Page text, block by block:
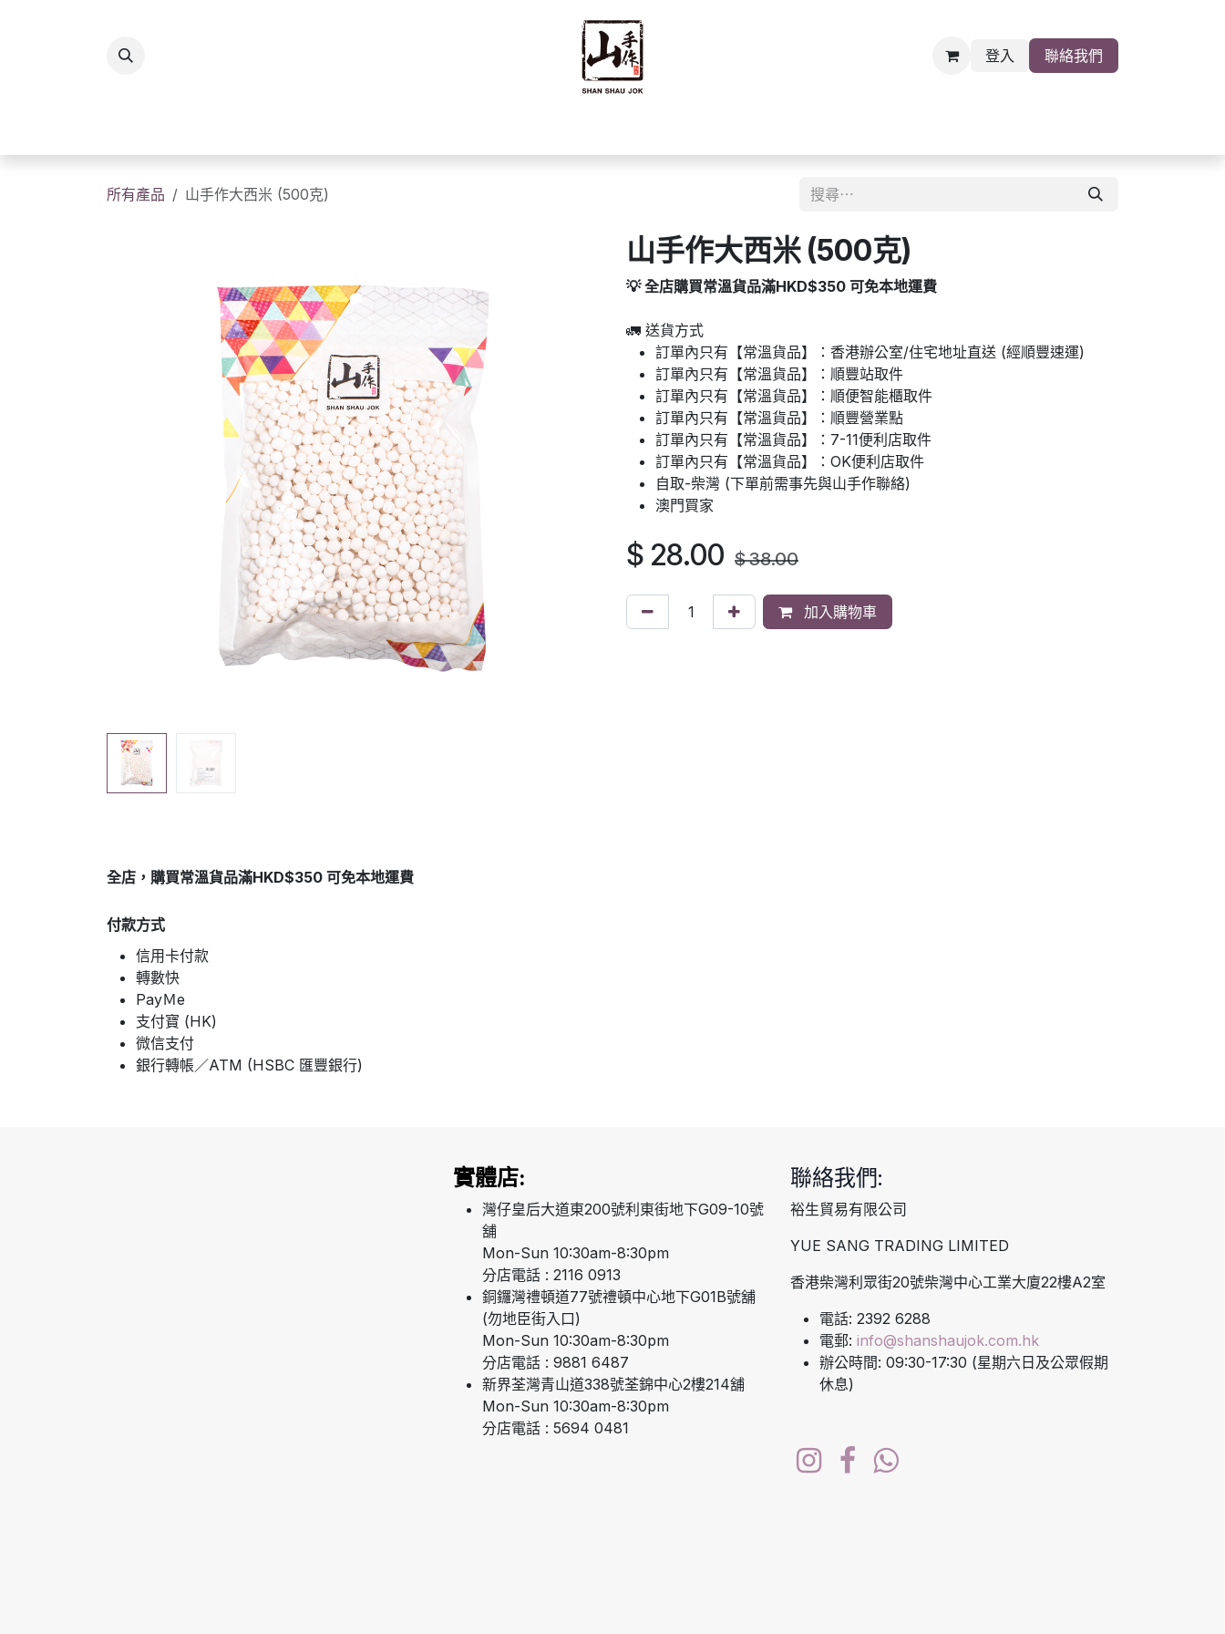
登入 聯絡我們
所有產品 山手作大西米 (500克)
山手作大西米 (500克)
💡 全店購買常溫貨品滿HKD$350 可免本地運費
🚛 送貨方式
訂單內只有【常溫貨品】：香港辦公室/住宅地址直送 (經順豐速運)
訂單內只有【常溫貨品】：順豐站取件
訂單內只有【常溫貨品】：順便智能櫃取件
訂單內只有【常溫貨品】：順豐營業點
訂單內只有【常溫貨品】：7-11便利店取件
訂單內只有【常溫貨品】：OK便利店取件
自取-柴灣 (下單前需事先與山手作聯絡)
澳門買家
$ 28.00 $38.00
加入購物車
全店，購買常溫貨品滿HKD$350 可免本地運費
付款方式
信用卡付款
轉數快
PayＭe
支付寶 (HK)
微信支付
銀行轉帳／ATM (HSBC 匯豐銀行)
聯絡我們:
裕生貿易有限公司
YUE SANG TRADING LIMITED
香港柴灣利眾街20號柴灣中心工業大廈22樓A2室
電話: 2392 6288
電郵: info@shanshaujok.com.hk
辦公時間: 09:30-17:30 (星期六日及公眾假期
休息)
實體店:
灣仔皇后大道東200號利東街地下G09-10號
舖
Mon-Sun 10:30am-8:30pm
分店電話 : 2116 0913
銅鑼灣禮頓道77號禮頓中心地下G01B號舖
(勿地臣街入口)
Mon-Sun 10:30am-8:30pm
分店電話 : 9881 6487
新界荃灣青山道338號荃錦中心2樓214舖
Mon-Sun 10:30am-8:30pm
分店電話 : 5694 0481